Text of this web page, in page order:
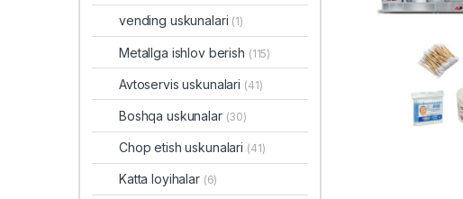
vending uskunalari (1)
Metallga ishlov berish (115)
Avtoservis uskunalari (41)
Boshqa uskunalar (30)
Chop etish uskunalari (41)
Katta loyihalar (6)